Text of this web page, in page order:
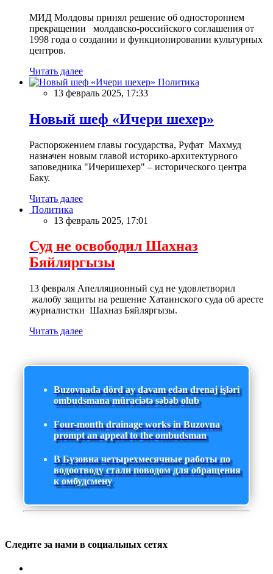
МИД Молдовы принял решение об одностороннем
прекращении молдавско-российского соглашения от
1998 года о создании и функционировании культурных
центров.
Читать далее
Политика
13 февраль 2025, 17:33
Новый шеф «Ичери шехер»
Распоряжением главы государства, Руфат Махмуд
назначен новым главой историко-архитектурного
заповедника "Ичеришехер" – исторического центра
Баку.
Читать далее
Политика
13 февраль 2025, 17:01
Суд не освободил Шахназ
Бяйляргызы
13 февраля Апелляционный суд не удовлетворил
жалобу защиты на решение Хатаинского суда об аресте
журналистки Шахназ Бяйляргызы.
Читать далее
Buzovnada dörd ay davam edən drenaj işləri
ombudsmana müraciətə səbəb olub
Four-month drainage works in Buzovna
prompt an appeal to the ombudsman
В Бузовна четырехмесячные работы по
водоотводу стали поводом для обращения
к омбудсмену
Следите за нами в социальных сетях